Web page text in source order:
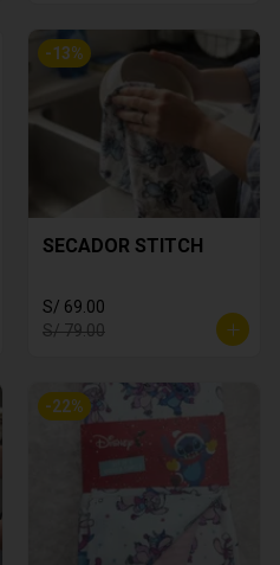
-13%
SECADOR STITCH
S/ 69.00
S/ 79.00
-22%